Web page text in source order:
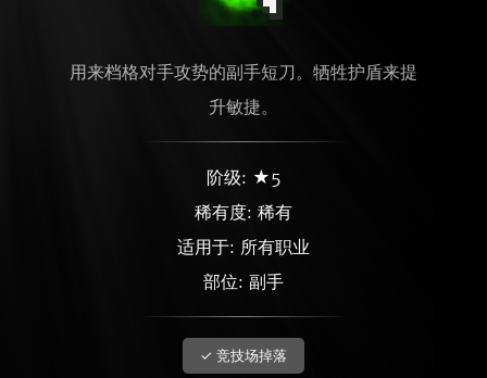
用来档格对手攻势的副手短刀。牺牲护盾来提
升敏捷。
阶级: ★5
稀有度: 稀有
适用于: 所有职业
部位: 副手
✓ 竞技场掉落